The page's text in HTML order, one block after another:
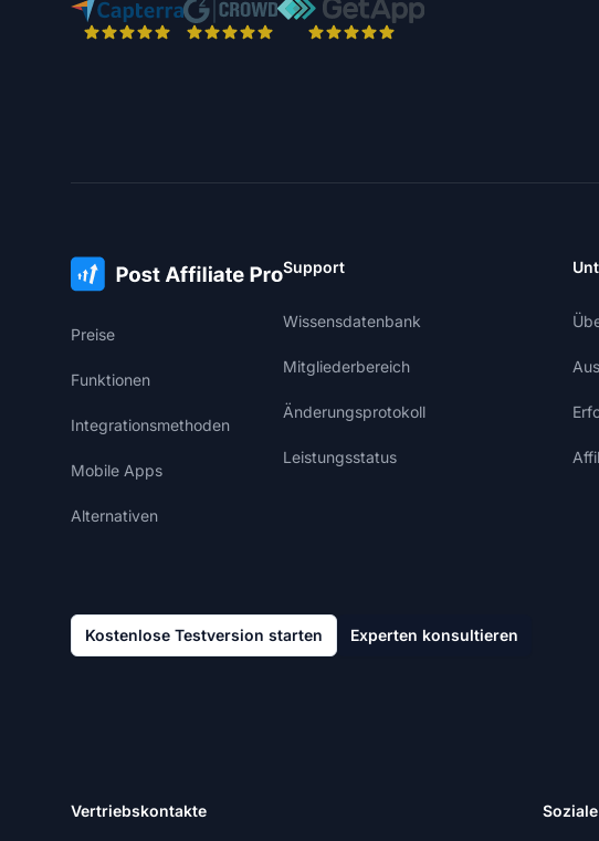
Preise
Funktionen
Integrationsmethoden
Mobile Apps
Alternativen
Support
Wissensdatenbank
Mitgliederbereich
Änderungsprotokoll
Leistungsstatus
Kostenlose Testversion starten Experten konsultieren
Vertriebskontakte